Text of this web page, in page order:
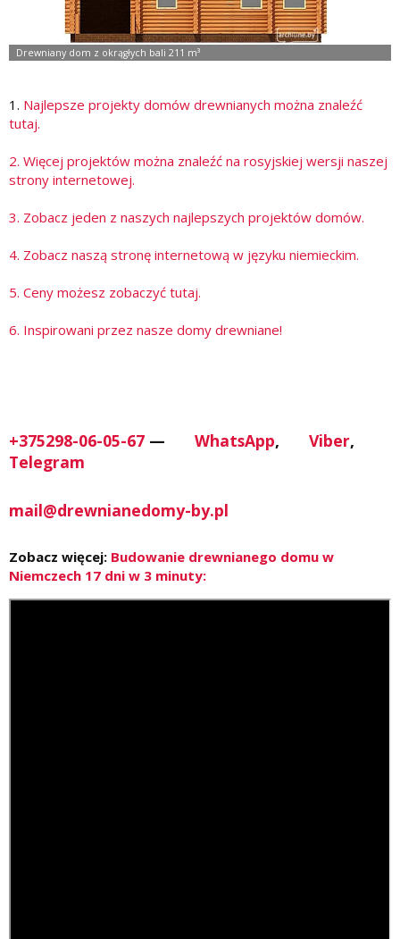
1. Najlepsze projekty domów drewnianych można znaleźć
tutaj.
2. Więcej projektów można znaleźć na rosyjskiej wersji naszej
strony internetowej.
3. Zobacz jeden z naszych najlepszych projektów domów.
4. Zobacz naszą stronę internetową w języku niemieckim.
5. Ceny możesz zobaczyć tutaj.
6. Inspirowani przez nasze domy drewniane!
+375298-06-05-67 — WhatsApp, Viber,
Telegram
mail@drewnianedomy-by.pl
Zobacz więcej: Budowanie drewnianego domu w
Niemczech 17 dni w 3 minuty: